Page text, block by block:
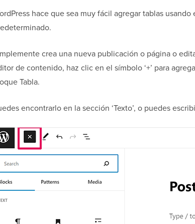
hace que sea muy fácil agregar tablas usando
crea una nueva publicación o página o
de contenido, haz clic en el símbolo ‘+’ para
Tabla.
encontrarlo en la sección ‘Texto’, o puedes